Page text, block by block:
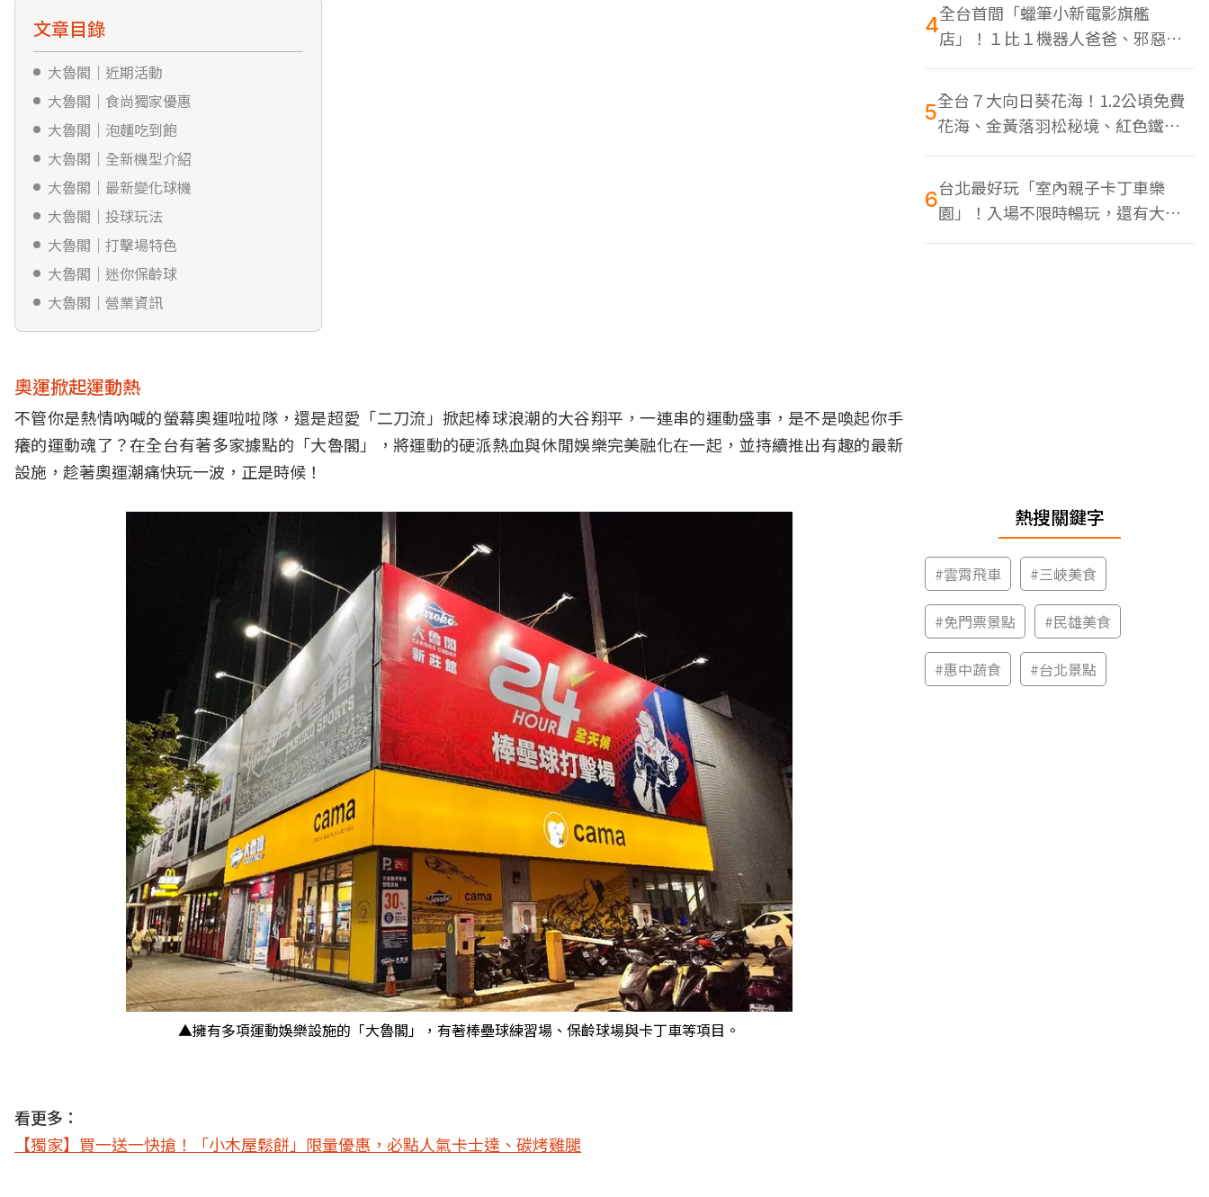
文章目錄
大魯閣｜近期活動
大魯閣｜食尚獨家優惠
大魯閣｜泡麵吃到飽
大魯閣｜全新機型介紹
大魯閣｜最新變化球機
大魯閣｜投球玩法
大魯閣｜打擊場特色
大魯閣｜迷你保齡球
大魯閣｜營業資訊
奧運掀起運動熱
不管你是熱情吶喊的螢幕奧運啦啦隊，還是超愛「二刀流」掀起棒球浪潮的大谷翔平，一連串的運動盛事，是不是喚起你手
癢的運動魂了？在全台有著多家據點的「大魯閣」，將運動的硬派熱血與休閒娛樂完美融化在一起，並持續推出有趣的最新
設施，趁著奧運潮痛快玩一波，正是時候！
▲擁有多項運動娛樂設施的「大魯閣」，有著棒壘球練習場、保齡球場與卡丁車等項目。
看更多：
【獨家】買一送一快搶！「小木屋鬆餅」限量優惠，必點人氣卡士達、碳烤雞腿
4全台首間「蠟筆小新電影旗艦
店」！１比１機器人爸爸、邪惡正
男，百款周邊買翻
5全台７大向日葵花海！1.2公頃免費
花海、金黃落羽松秘境、紅色鐵橋
同框
6台北最好玩「室內親子卡丁車樂
園」！入場不限時暢玩，還有大螢
幕Switch遊戲區
熱搜關鍵字
#雲霄飛車 #三峽美食
#免門票景點 #民雄美食
#惠中蔬食 #台北景點